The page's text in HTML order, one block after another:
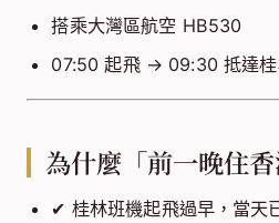
搭乘大灣區航空 HB530
07:50 起飛 → 09:30 抵達
為什麼「前一晚住
✔ 桂林班機起飛過早，當天